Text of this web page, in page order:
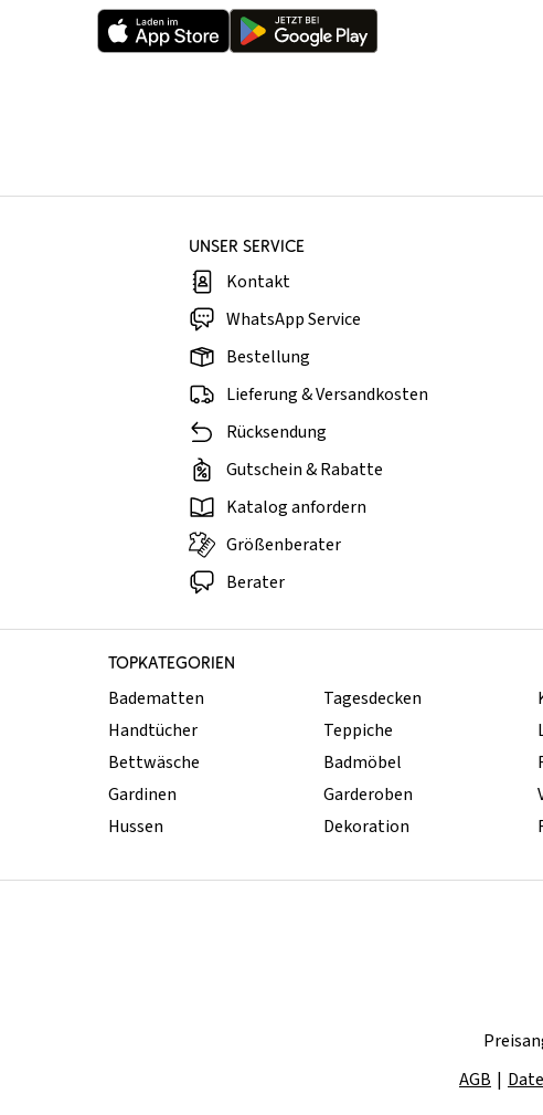
UNSER SERVICE
Kontakt
WhatsApp Service
Bestellung
Lieferung & Versandkosten
Rücksendung
Gutschein & Rabatte
Katalog anfordern
Größenberater
Berater
TOPKATEGORIEN
Badematten
Handtücher
Bettwäsche
Gardinen
Hussen
Tagesdecken
Teppiche
Badmöbel
Garderoben
Dekoration
AGB